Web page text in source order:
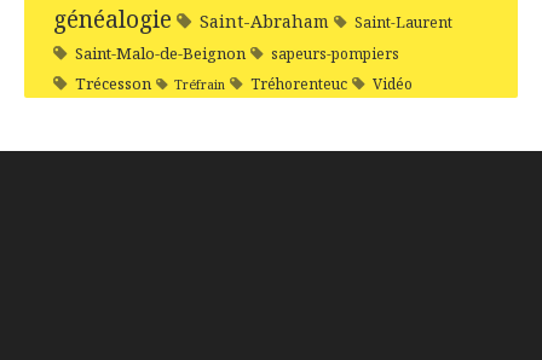
généalogie
Saint-Abraham Saint-Laurent
Saint-Malo-de-Beignon sapeurs-pompiers
Trécesson Tréfrain Tréhorenteuc Vidéo